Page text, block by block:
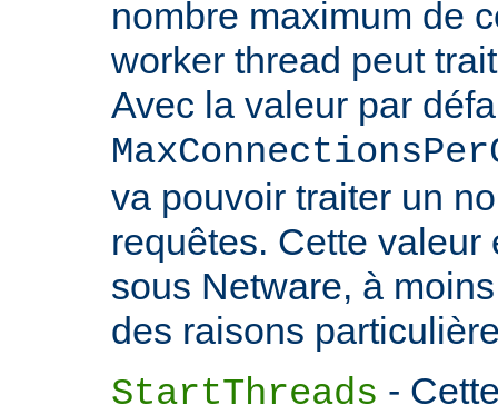
nombre maximum de
worker thread peut
Avec la valeur par
va pouvoir traiter un
requêtes. Cette valeur
sous Netware, à
des raisons
StartThreads -